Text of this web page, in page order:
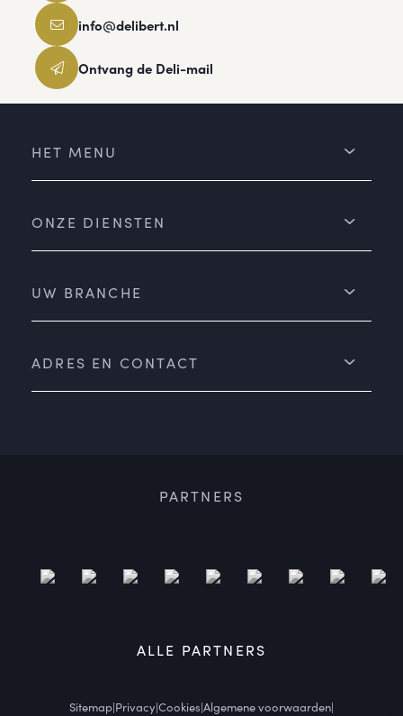
info@delibert.nl
Ontvang de Deli-mail
HET MENU
ONZE DIENSTEN
UW BRANCHE
ADRES EN CONTACT
PARTNERS
ALLE PARTNERS
Sitemap|Privacy|Cookies|Algemene voorwaarden|